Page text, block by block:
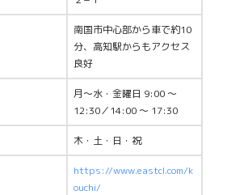
南国市中心部から車で約10
分、高知駅からもアクセス
良好
月～水・金曜日 9:00 ～
12:30／14:00 ～ 17:30
木・土・日・祝
https://www.eastcl.com/k
ouchi/